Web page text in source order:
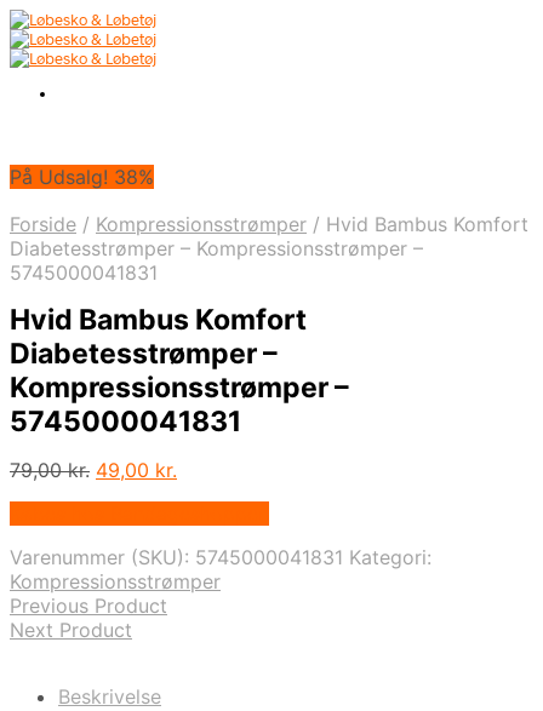
På Udsalg! 38%
Forside / Kompressionsstrømper / Hvid Bambus Komfort
Diabetesstrømper – Kompressionsstrømper –
5745000041831
Hvid Bambus Komfort
Diabetesstrømper –
Kompressionsstrømper –
5745000041831
79,00kr. Den
79,00 kr..
49,00 kr.
49,00 kr..
Varenummer (SKU): 5745000041831 Kategori:
Kompressionsstrømper
Previous Product
Next Product
Beskrivelse